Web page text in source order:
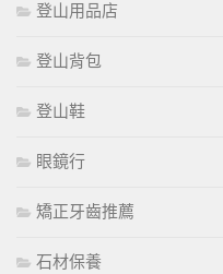
登山用品店
登山背包
登山鞋
眼鏡行
矯正牙齒推薦
石材保養